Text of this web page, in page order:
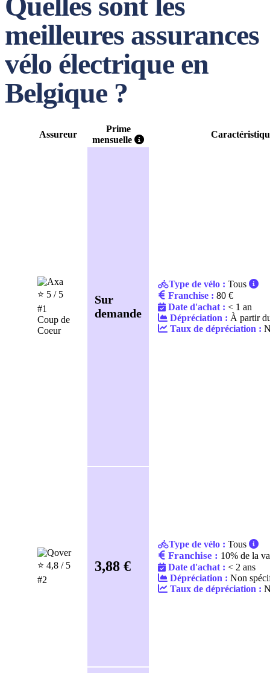
meilleures assurances
vélo électrique en
Belgique ?
Assureur
Prime
mensuelle
⭐️ 5 / 5
#1
Coup de
Coeur
Sur
demande
Type de vélo : Tous
Franchise : 80 €
Date d'achat : < 1 an
Dépréciation : À partir
Taux de dépréciation :
⭐️ 4,8 / 5
#2
3,88 €
Type de vélo : Tous
Franchise : 10% de la
Date d'achat : < 2 ans
Dépréciation : Non
Taux de dépréciation :